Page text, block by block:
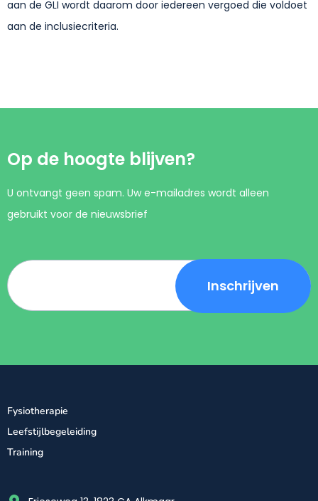
aan de GLI wordt daarom door iedereen vergoed die voldoet
aan de inclusiecriteria.
Op de hoogte blijven?
U ontvangt geen spam. Uw e-mailadres wordt alleen
gebruikt voor de nieuwsbrief
Fysiotherapie
Leefstijlbegeleiding
Training